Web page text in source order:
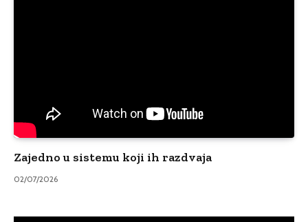
Zajedno u sistemu koji ih razdvaja
02/07/2026